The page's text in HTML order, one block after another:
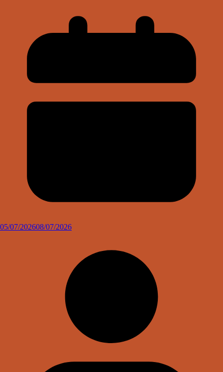
05/07/202608/07/2026